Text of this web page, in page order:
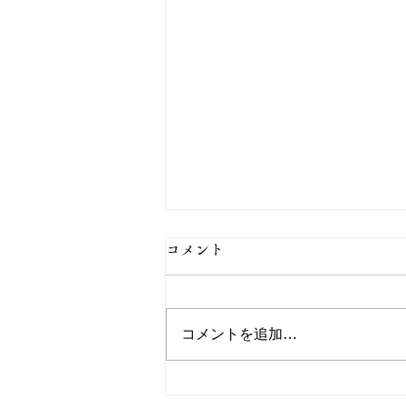
コメント
コメントを追加…